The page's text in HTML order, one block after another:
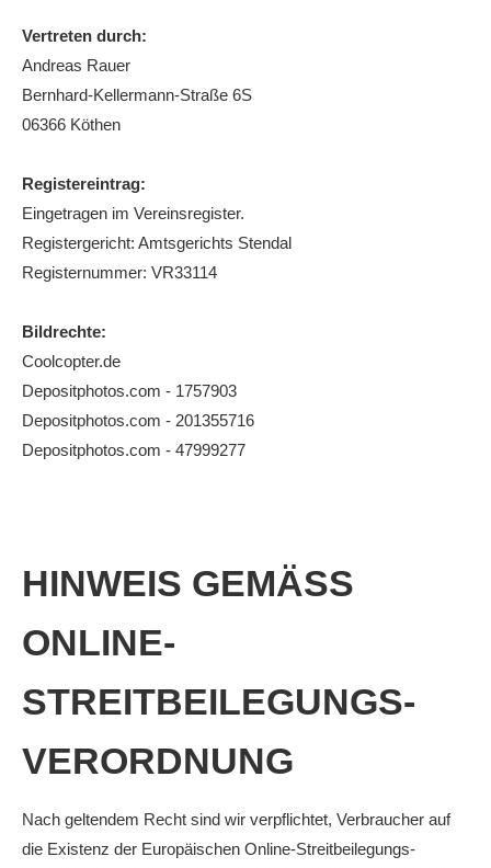
Punktspiele
Punktspiele Wintersaison 2025/2026
TRAINING
Trainingszeiten
Trainer
Kinder- und Jugendtraining
EVENTS & TURNIERE
Anhalt Open Senioren
Jugend 2026
Vereinsturniere 2026
Vertreten durch:
Andreas Rauer
Bernhard-Kellermann-Straße 6S
06366 Köthen
Registereintrag:
Eingetragen im Vereinsregister.
Registergericht: Amtsgerichts Stendal
Registernummer: VR33114
Bildrechte:
Coolcopter.de
Depositphotos.com - 1757903
Depositphotos.com - 201355716
Depositphotos.com - 47999277
HINWEIS GEMÄSS O
NLINE-S
TREITBEILEGUNGS-V
ERORDNUNG
Nach geltendem Recht sind wir verpflichtet, Verbraucher auf
die Existenz der Europäischen Online-Streitbeilegungs-